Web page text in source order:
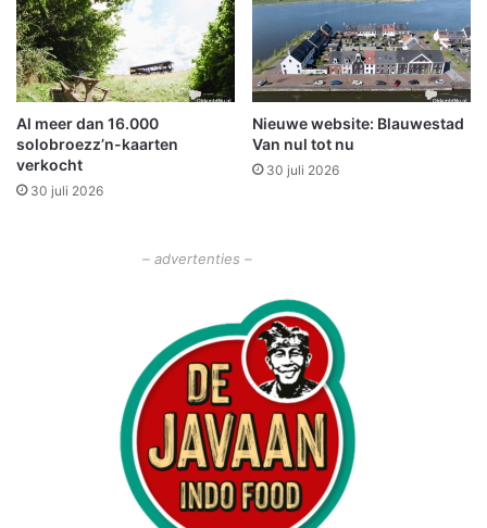
n
i
n
W
i
n
s
c
h
Al meer dan 16.000
solobroezz’n-kaarten
verkocht
30 juli 2026
Nieuwe website: Blauwestad
Van nul tot nu
30 juli 2026
– advertenties –